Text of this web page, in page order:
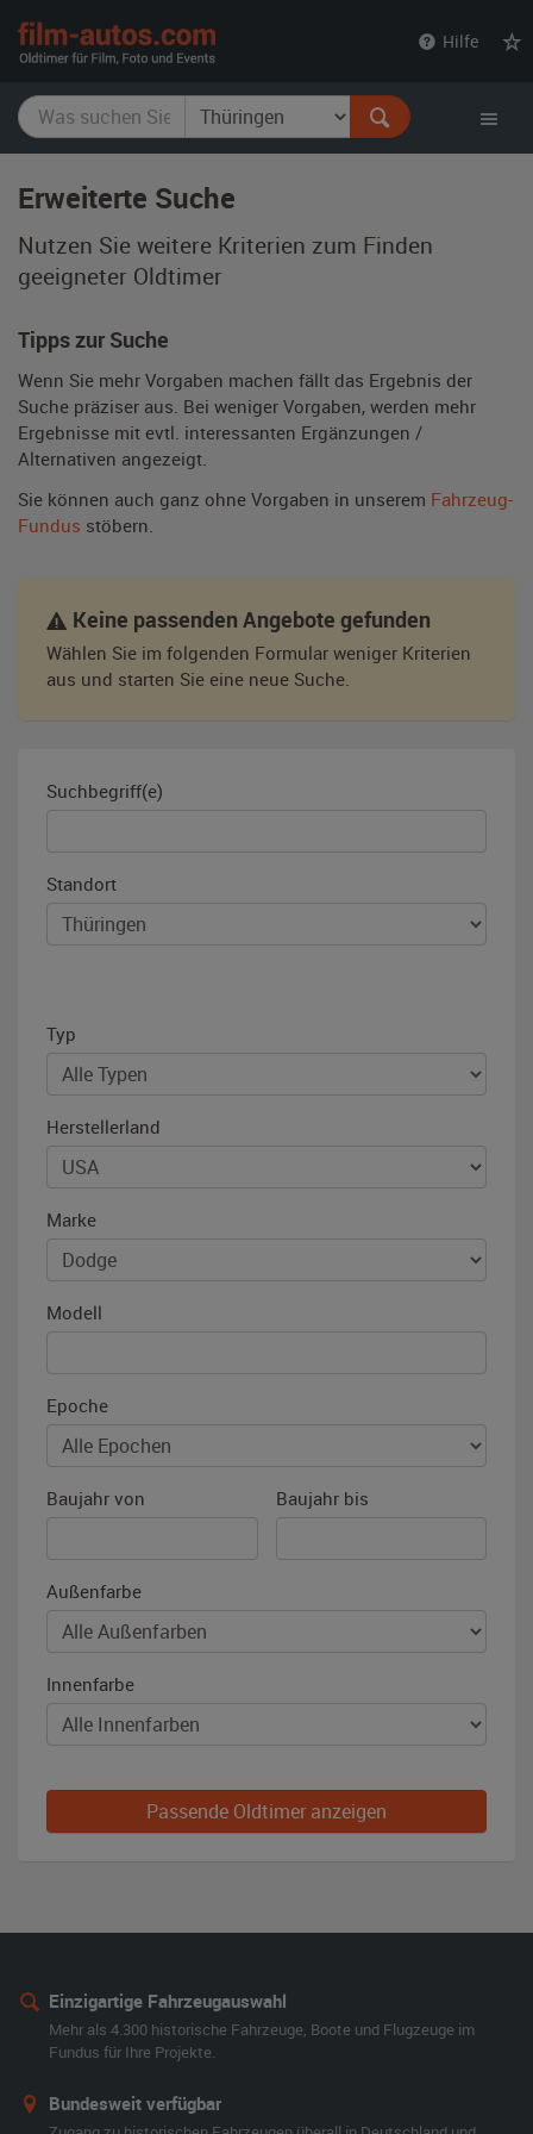
Hilfe
Erweiterte Suche
Nutzen Sie weitere Kriterien zum Finden
geeigneter Oldtimer
Tipps zur Suche
Wenn Sie mehr Vorgaben machen fällt das Ergebnis der
Suche präziser aus. Bei weniger Vorgaben, werden mehr
Ergebnisse mit evtl. interessanten Ergänzungen /
Alternativen angezeigt.
Sie können auch ganz ohne Vorgaben in unserem Fahrzeug-
Fundus stöbern.
Keine passenden Angebote gefunden
Wählen Sie im folgenden Formular weniger Kriterien
aus und starten Sie eine neue Suche.
Suchbegriff(e)
Standort
Typ
Herstellerland
Marke
Modell
Epoche
Baujahr von Baujahr bis
Außenfarbe
Innenfarbe
Passende Oldtimer anzeigen
Einzigartige Fahrzeugauswahl
Mehr als 4.300 historische Fahrzeuge, Boote und Flugzeuge im
Fundus für Ihre Projekte.
Bundesweit verfügbar